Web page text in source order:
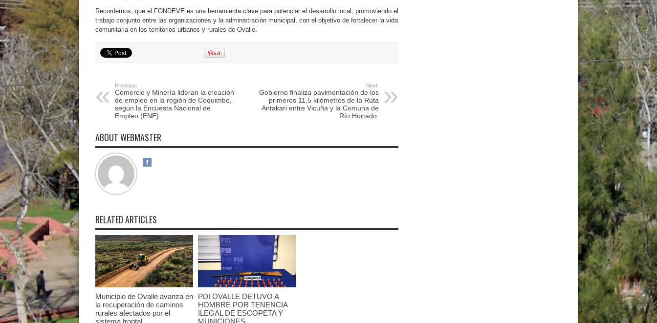
Recordemos, que el FONDEVE es una herramienta clave para potenciar el desarrollo local, promoviendo el
trabajo conjunto entre las organizaciones y la administración municipal, con el objetivo de fortalecer la vida
comunitaria en los territorios urbanos y rurales de Ovalle.
Previous:
Comercio y Minería lideran la creación
de empleo en la región de Coquimbo,
según la Encuesta Nacional de
Empleo (ENE).
Next:
Gobierno finaliza pavimentación de los
primeros 11,5 kilómetros de la Ruta
Antakari entre Vicuña y la Comuna de
Río Hurtado.
ABOUT WEBMASTER
RELATED ARTICLES
Municipio de Ovalle avanza en
la recuperación de caminos
rurales afectados por el
sistema frontal
PDI OVALLE DETUVO A
HOMBRE POR TENENCIA
ILEGAL DE ESCOPETA Y
MUNICIONES.